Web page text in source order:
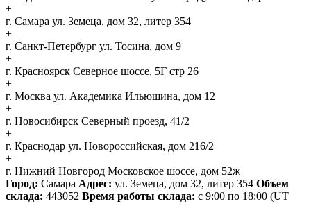
+
г. Самара ул. Земеца, дом 32, литер 354
+
г. Санкт-Петербург ул. Тосина, дом 9
+
г. Красноярск Северное шоссе, 5Г стр 26
+
г. Москва ул. Академика Ильюшина, дом 12
+
г. Новосибирск Северный проезд, 41/2
+
г. Краснодар ул. Новороссийская, дом 216/2
+
г. Нижний Новгород Московское шоссе, дом 52ж
Город: Самара Адрес: ул. Земеца, дом 32, литер 354 Объем
склада: 443052 Время работы склада: с 9:00 по 18:00 (UT